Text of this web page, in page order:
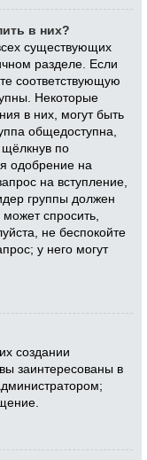
в них?
существующих
разделе. Если
соответствующую
Некоторые
в них, могут быть
общедоступна,
щёлкнув по
одобрение на
на вступление,
группы должен
спросить,
не беспокойте
у него могут
создании
заинтересованы в